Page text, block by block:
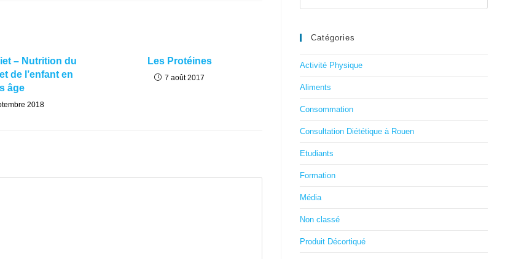
– Nutrition du
de l’enfant en
âge
2018
Les Protéines
7 août 2017
Catégories
Activité Physique
Aliments
Consommation
Consultation Diététique à Rouen
Etudiants
Formation
Média
Non classé
Produit Décortiqué